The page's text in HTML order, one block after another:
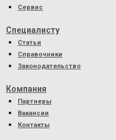
Сервис
Специалисту
Статьи
Справочники
Законодательство
Компания
Партнеры
Вакансии
Контакты